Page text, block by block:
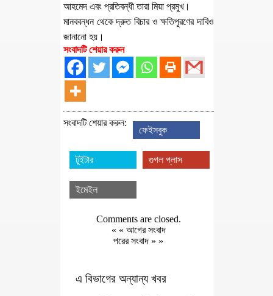
আহমেদ এবং প্রতিবন্ধী তারা মিয়া প্রমুখ।
মানববন্ধন থেকে দ্রুত বিচার ও ক্ষতিপূরণের দাবিও
জানানো হয়।
সংবাদটি শেয়ার করুন
সংবাদটি শেয়ার করুন:
ফেইসবুক
টুইটার গুগল প্লাস
ইমেইল
Comments are closed.
« « আগের সংবাদ
পরের সংবাদ » »
এ বিভাগের অন্যান্য খবর